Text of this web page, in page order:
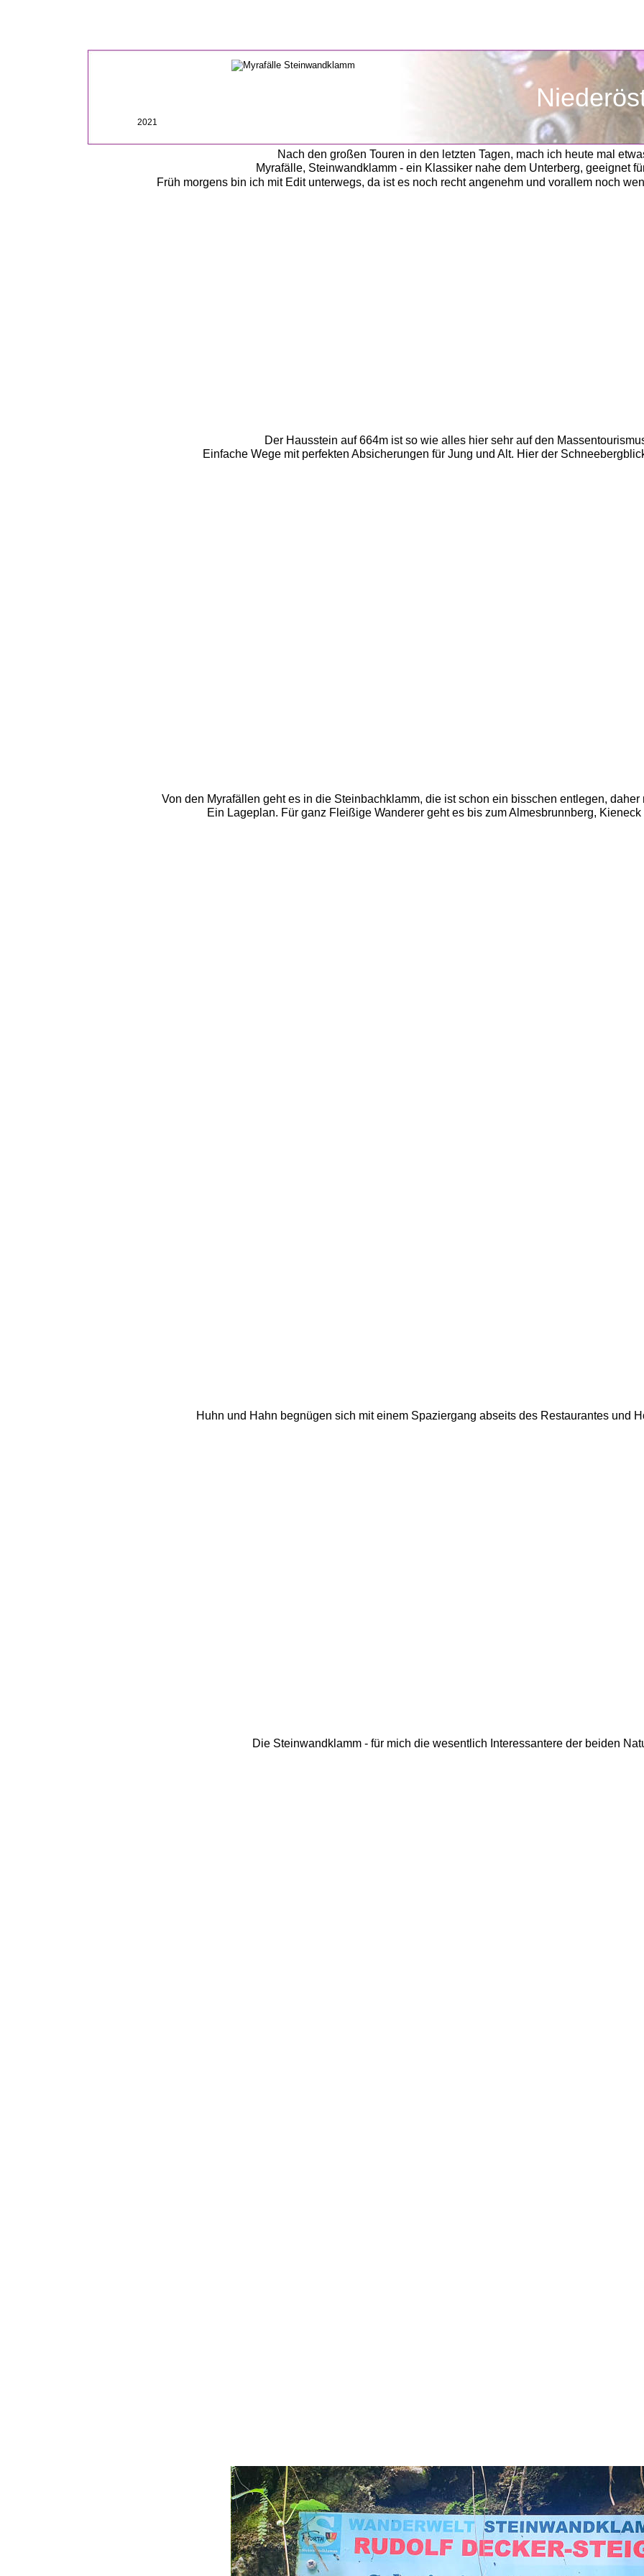
Nach den großen Touren in den letzten Tagen, mach ich heute mal
Myrafälle, Steinwandklamm - ein Klassiker nahe dem Unterberg, geeignet
Früh morgens bin ich mit Edit unterwegs, da ist es noch recht angenehm und vorallem noch
2021
Der Hausstein auf 664m ist so wie alles hier sehr auf den
Einfache Wege mit perfekten Absicherungen für Jung und Alt. Hier der
Von den Myrafällen geht es in die Steinbachklamm, die ist schon ein bisschen entlegen,
Ein Lageplan. Für ganz Fleißige Wanderer geht es bis zum Almesbrunnberg,
Huhn und Hahn begnügen sich mit einem Spaziergang abseits des Restaurantes und
Die Steinwandklamm - für mich die wesentlich Interessantere der beiden